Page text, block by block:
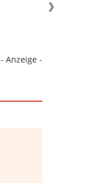
- Anzeige -